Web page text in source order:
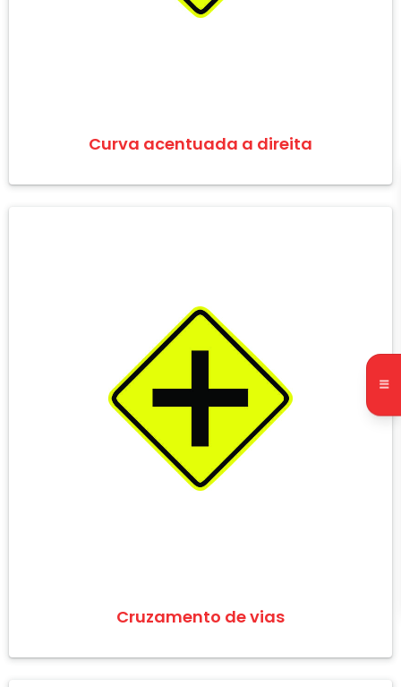
Curva acentuada a direita
Cruzamento de vias